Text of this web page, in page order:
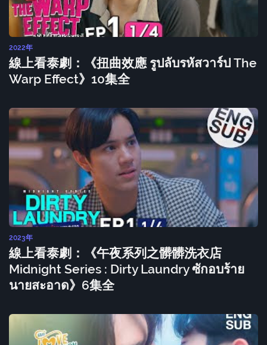
2022年
線上看泰劇：《扭曲效應 รูปลับรหัสวาร์ป The
Warp Effect》10集全
2023年
線上看泰劇：《午夜系列之髒髒洗衣店
Midnight Series : Dirty Laundry ซักอบร้าย
นายสะอาด》6集全